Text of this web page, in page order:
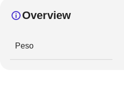
Overview
Peso